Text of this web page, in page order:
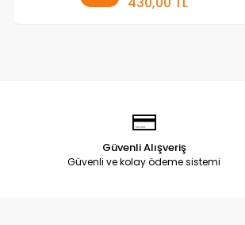
Güvenli Alışveriş
Güvenli ve kolay ödeme sistemi